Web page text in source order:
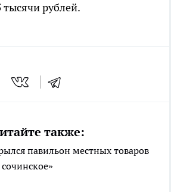
тысячи рублей.
также:
павильон местных товаров